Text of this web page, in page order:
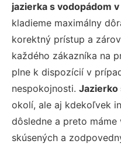
jazierka s vodopádom
kladieme maximálny
korektný prístup a
každého zákazníka na
plne k dispozícií v
nespokojnosti. Jazierko
okolí, ale aj kdekoľvek
dôsledne a preto
skúsených a